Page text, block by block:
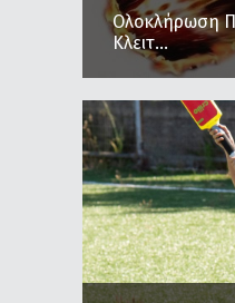
Ολοκλήρωση
Κλειτ...